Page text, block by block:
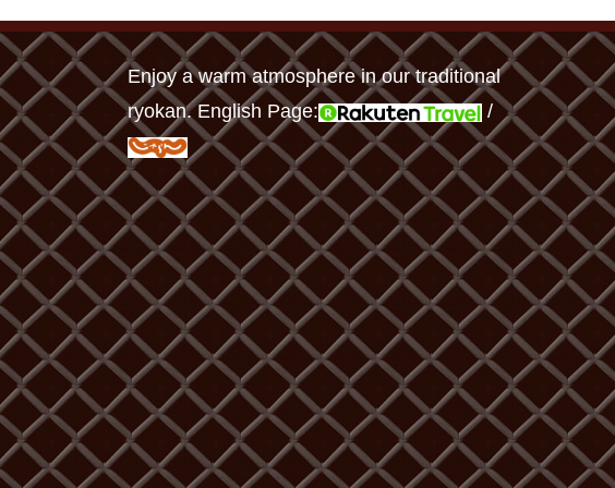
Enjoy a warm atmosphere in our traditional
ryokan. English Page:
/